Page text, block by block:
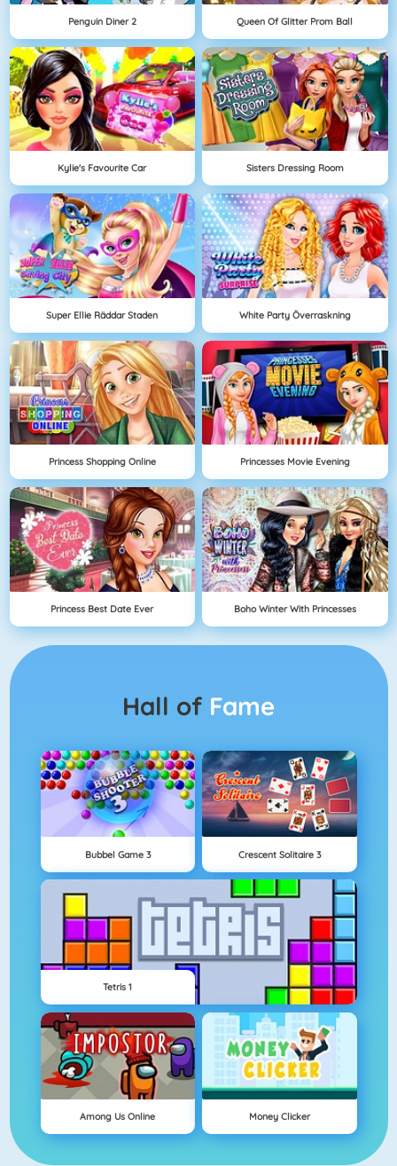
Penguin Diner 2 Queen Of Glitter Prom Ball
Kylie's Favourite Car Sisters Dressing Room
Super Ellie Räddar Staden White Party Överraskning
Princess Shopping Online Princesses Movie Evening
Princess Best Date Ever Boho Winter With Princesses
Hall of Fame
Bubbel Game 3 Crescent Solitaire 3
Tetris 1
Among Us Online Money Clicker